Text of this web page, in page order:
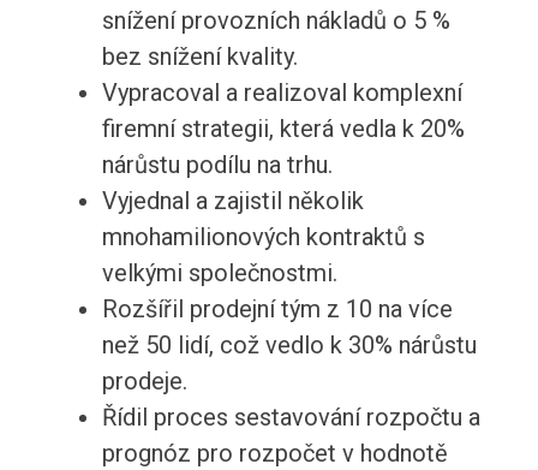
snížení provozních nákladů o 5 %
bez snížení kvality.
Vypracoval a realizoval komplexní
firemní strategii, která vedla k 20%
nárůstu podílu na trhu.
Vyjednal a zajistil několik
mnohamilionových kontraktů s
velkými společnostmi.
Rozšířil prodejní tým z 10 na více
než 50 lidí, což vedlo k 30% nárůstu
prodeje.
Řídil proces sestavování rozpočtu a
prognóz pro rozpočet v hodnotě